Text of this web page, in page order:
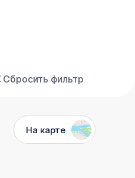
Сбросить фильтр
На карте